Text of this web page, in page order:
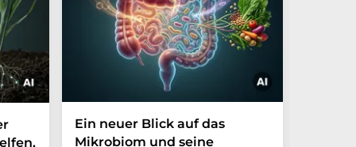
Ein neuer Blick auf das
Mikrobiom und seine